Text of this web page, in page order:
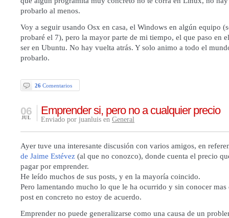
probarlo al menos.
Voy a seguir usando Osx en casa, el Windows en algún equipo
probaré el 7), pero la mayor parte de mi tiempo, el que paso en
ser en Ubuntu. No hay vuelta atrás. Y solo animo a todo el
probarlo.
26 Comentarios
Emprender si, pero no a cualquier precio
06
JUL Enviado por juanluis en General
Ayer tuve una interesante discusión con varios amigos, en
de Jaime Estévez (al que no conozco), donde cuenta el precio
pagar por emprender.
He leído muchos de sus posts, y en la mayoría coincido.
Pero lamentando mucho lo que le ha ocurrido y sin conocer mas
post en concreto no estoy de acuerdo.
Emprender no puede generalizarse como una causa de un